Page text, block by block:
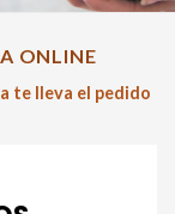
ONLINE
te lleva el pedido